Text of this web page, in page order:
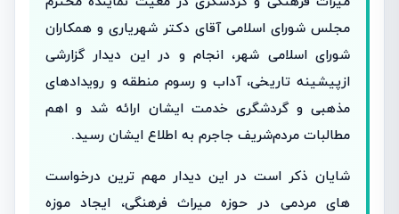
مجلس شورای اسلامی آقای دکتر شهریاری و همکاران
شورای اسلامی شهر، انجام و در این دیدار گزارشی
ازپیشینه تاریخی، آداب و رسوم منطقه و رویدادهای
مذهبی و گردشگری خدمت ایشان ارائه شد و اهم
مطالبات مردم‌شریف جاجرم به اطلاع ایشان رسید.
شایان ذکر است در این دیدار مهم ترین درخواست
های مردمی در حوزه میراث فرهنگی، ایجاد موزه